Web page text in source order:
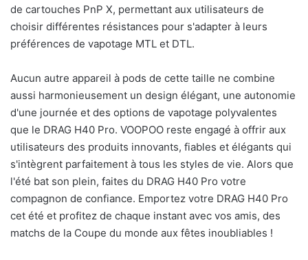
de cartouches PnP X, permettant aux utilisateurs de
choisir différentes résistances pour s'adapter à leurs
préférences de vapotage MTL et DTL.
Aucun autre appareil à pods de cette taille ne combine
aussi harmonieusement un design élégant, une autonomie
d'une journée et des options de vapotage polyvalentes
que le DRAG H40 Pro. VOOPOO reste engagé à offrir aux
utilisateurs des produits innovants, fiables et élégants qui
s'intègrent parfaitement à tous les styles de vie. Alors que
l'été bat son plein, faites du DRAG H40 Pro votre
compagnon de confiance. Emportez votre DRAG H40 Pro
cet été et profitez de chaque instant avec vos amis, des
matchs de la Coupe du monde aux fêtes inoubliables !